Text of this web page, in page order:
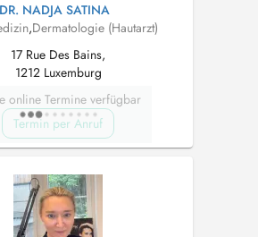
DR. NADJA SATINA
,Dermatologie (Hautarzt)
17 Rue Des Bains,
1212 Luxemburg
online Termine verfügbar
Termin per Anruf